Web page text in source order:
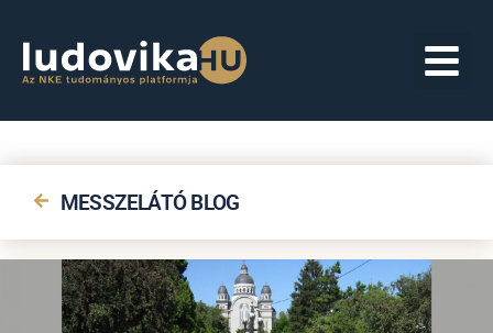
MESSZELÁTÓ BLOG